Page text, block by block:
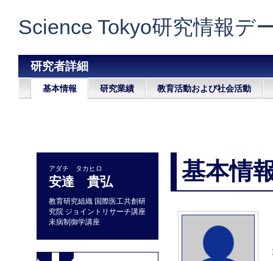
Science Tokyo研究情報デ
研究者詳細
基本情報 研究業績 教育活動および社会活動
アダチ タカヒロ
安達 貴弘
教育研究組織 国際医工共創研
究院 ジョイントリサーチ講座
未病制御学講座
基本情